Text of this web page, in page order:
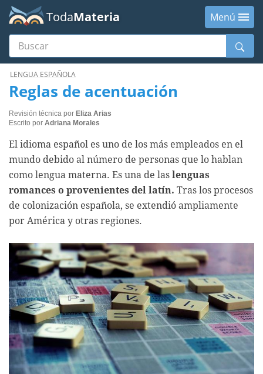
TodaMateria
Menú
Buscar
Menú
LENGUA ESPAÑOLA
Reglas de acentuación
Revisión técnica por Eliza Arias
Escrito por Adriana Morales
El idioma español es uno de los más empleados en el
mundo debido al número de personas que lo hablan
como lengua materna. Es una de las lenguas
romances o provenientes del latín. Tras los procesos
de colonización española, se extendió ampliamente
por América y otras regiones.